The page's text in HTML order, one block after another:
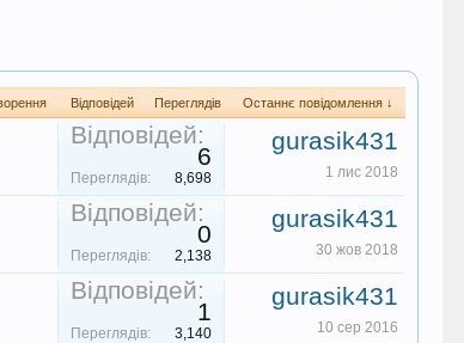
Відповідей Переглядів Останнє повідомлення ↓
Відповідей:
6
Переглядів: 8,698
gurasik431
1 лис 2018
Відповідей:
0
Переглядів: 2,138
gurasik431
30 жов 2018
Відповідей:
1
Переглядів: 3,140
gurasik431
10 сер 2016